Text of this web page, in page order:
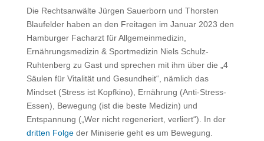
Die Rechtsanwälte Jürgen Sauerborn und Thorsten
Blaufelder haben an den Freitagen im Januar 2023 den
Hamburger Facharzt für Allgemeinmedizin,
Ernährungsmedizin & Sportmedizin Niels Schulz-
Ruhtenberg zu Gast und sprechen mit ihm über die „4
Säulen für Vitalität und Gesundheit“, nämlich das
Mindset (Stress ist Kopfkino), Ernährung (Anti-Stress-
Essen), Bewegung (ist die beste Medizin) und
Entspannung („Wer nicht regeneriert, verliert“). In der
dritten Folgeder Miniserie geht es um Bewegung.